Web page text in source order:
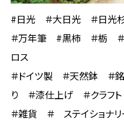
#日光 ＃大日光 ＃日
＃万年筆 #黒柿 ＃栃 ＃
ロス
＃ドイツ製 ＃天然鉢
り ＃漆仕上げ ＃クラフ
＃雑貨 ＃ ステイショナ